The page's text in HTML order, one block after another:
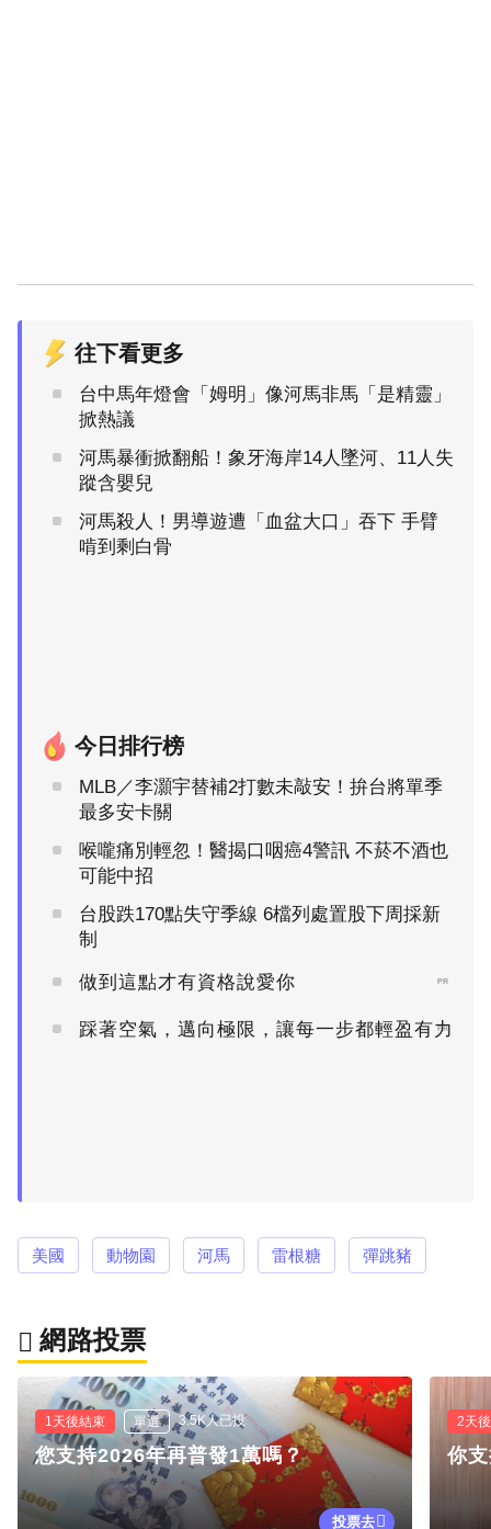
往下看更多
台中馬年燈會「姆明」像河馬非馬「是精靈」
掀熱議
河馬暴衝掀翻船！象牙海岸14人墜河、11人失
蹤含嬰兒
河馬殺人！男導遊遭「血盆大口」吞下 手臂
啃到剩白骨
今日排行榜
MLB／李灝宇替補2打數未敲安！拚台將單季
最多安卡關
喉嚨痛別輕忽！醫揭口咽癌4警訊 不菸不酒也
可能中招
台股跌170點失守季線 6檔列處置股下周採新
制
做到這點才有資格說愛你 PR
踩著空氣，邁向極限，讓每一步都輕盈有力
PR
美國 動物園 河馬 雷根糖 彈跳豬
網路投票
1天後結束 單選 3.5K人已投
您支持2026年再普發1萬嗎？
投票去
2天
你